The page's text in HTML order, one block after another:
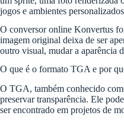
jogos e ambientes
O conversor online Konvertus
imagem original deixa de ser
outro visual, mudar a aparência
O que é o formato TGA e por
O TGA, também conhecido
preservar transparência. Ele
ser encontrado em projetos de